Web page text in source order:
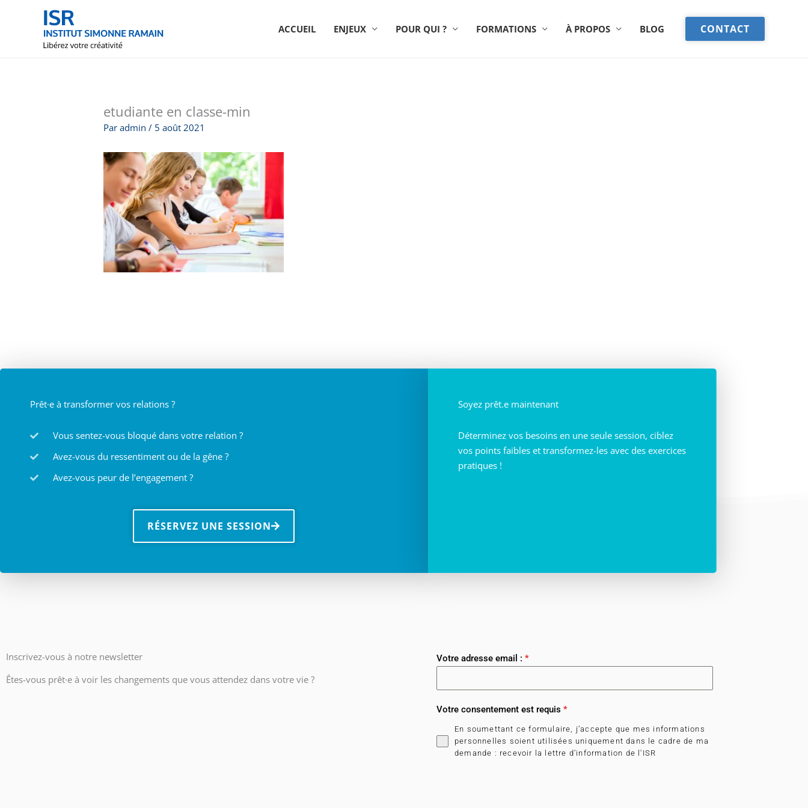
ACCUEIL ENJEUX POUR QUI ? FORMATIONS À PROPOS BLOG CONTACT
etudiante en classe-min
Paradmin/ 5 août 2021
Prêt·e à transformer vos relations ?
Vous sentez-vous bloqué dans votre relation ?
Avez-vous du ressentiment ou de la gêne ?
Avez-vous peur de l’engagement ?
RÉSERVEZ UNE SESSION
Soyez prêt.e maintenant
Déterminez vos besoins en une seule session, ciblez
vos points faibles et transformez-les avec des exercices
pratiques !
Inscrivez-vous à notre newsletter
Êtes-vous prêt·e à voir les changements que vous attendez dans votre vie ?
Votre adresse email : *
Votre consentement est requis *
En soumettant ce formulaire, j’accepte que mes informations
personnelles soient utilisées uniquement dans le cadre de ma
demande : recevoir la lettre d’information de l'ISR